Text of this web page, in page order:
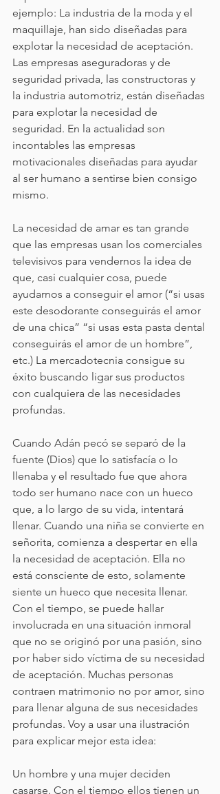
ejemplo: La industria de la moda y el
maquillaje, han sido diseñadas para
explotar la necesidad de aceptación.
Las empresas aseguradoras y de
seguridad privada, las constructoras y
la industria automotriz, están diseñadas
para explotar la necesidad de
seguridad. En la actualidad son
incontables las empresas
motivacionales diseñadas para ayudar
al ser humano a sentirse bien consigo
mismo.
La necesidad de amar es tan grande
que las empresas usan los comerciales
televisivos para vendernos la idea de
que, casi cualquier cosa, puede
ayudarnos a conseguir el amor (“si usas
este desodorante conseguirás el amor
de una chica” “si usas esta pasta dental
conseguirás el amor de un hombre”,
etc.) La mercadotecnia consigue su
éxito buscando ligar sus productos
con cualquiera de las necesidades
profundas.
Cuando Adán pecó se separó de la
fuente (Dios) que lo satisfacía o lo
llenaba y el resultado fue que ahora
todo ser humano nace con un hueco
que, a lo largo de su vida, intentará
llenar. Cuando una niña se convierte en
señorita, comienza a despertar en ella
la necesidad de aceptación. Ella no
está consciente de esto, solamente
siente un hueco que necesita llenar.
Con el tiempo, se puede hallar
involucrada en una situación inmoral
que no se originó por una pasión, sino
por haber sido víctima de su necesidad
de aceptación. Muchas personas
contraen matrimonio no por amor, sino
para llenar alguna de sus necesidades
profundas. Voy a usar una ilustración
para explicar mejor esta idea:
Un hombre y una mujer deciden
casarse. Con el tiempo ellos tienen un